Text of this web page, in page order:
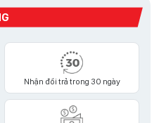
Nhận đổi trả trong 30 ngày